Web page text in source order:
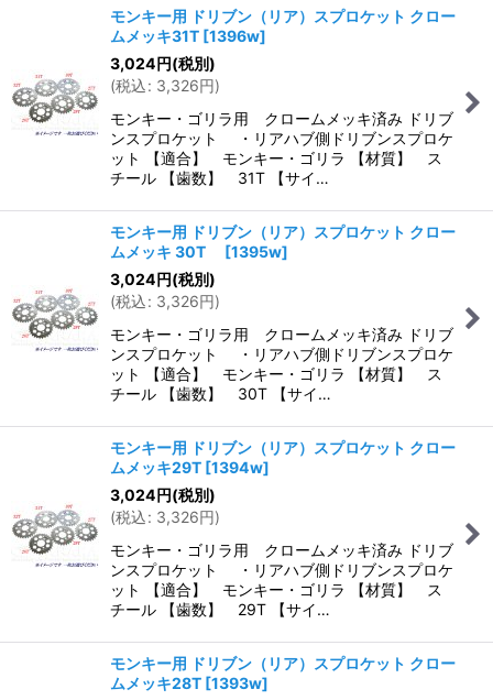
モンキー用 ドリブン（リア）スプロケット クロー
ムメッキ31T [1396w]
3,024円(税別)
(税込: 3,326円)
モンキー・ゴリラ用 クロームメッキ済み ドリブ
ンスプロケット ・リアハブ側ドリブンスプロケ
ット 【適合】 モンキー・ゴリラ 【材質】 ス
チール 【歯数】 31T 【サイ…
モンキー用 ドリブン（リア）スプロケット クロー
ムメッキ 30T
[1395w]
3,024円(税別)
(税込: 3,326円)
モンキー・ゴリラ用 クロームメッキ済み ドリブ
ンスプロケット ・リアハブ側ドリブンスプロケ
ット 【適合】 モンキー・ゴリラ 【材質】 ス
チール 【歯数】 30T 【サイ…
モンキー用 ドリブン（リア）スプロケット クロー
ムメッキ29T [1394w]
3,024円(税別)
(税込: 3,326円)
モンキー・ゴリラ用 クロームメッキ済み ドリブ
ンスプロケット ・リアハブ側ドリブンスプロケ
ット 【適合】 モンキー・ゴリラ 【材質】 ス
チール 【歯数】 29T 【サイ…
モンキー用 ドリブン（リア）スプロケット クロー
ムメッキ28T [1393w]